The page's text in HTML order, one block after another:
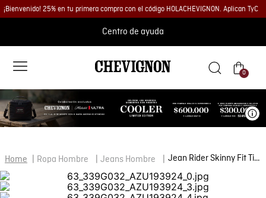
¡Bienvenido! 25% en tu primera compra con el código HOLACHEVIGNON. Aplican TyC
Centro de ayuda
0
Ropa Hombre Jeans Hombre Jean Rider Skinny Fit Tiro Medio para Hombre en Algodón, Luminoso